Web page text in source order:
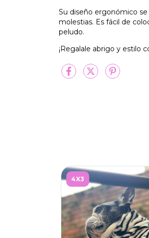
Su diseño ergonómico
molestias. Es fácil de
peludo.
¡Regalale abrigo y estilo
4X3